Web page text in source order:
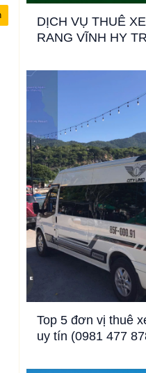
DỊCH VỤ THUÊ
RANG VĨNH HY
Top 5 đơn vị thuê
uy tín (0981 477